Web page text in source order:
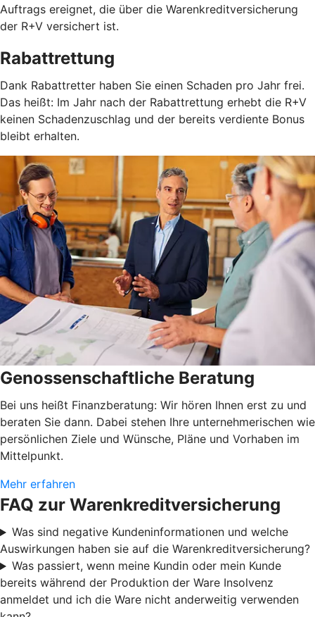
Auftrags ereignet, die über die Warenkreditversicherung
der R+V versichert ist.
Rabattrettung
Dank Rabattretter haben Sie einen Schaden pro Jahr frei.
Das heißt: Im Jahr nach der Rabattrettung erhebt die R+V
keinen Schadenzuschlag und der bereits verdiente Bonus
bleibt erhalten.
Genossenschaftliche Beratung
Bei uns heißt Finanzberatung: Wir hören Ihnen erst zu und
beraten Sie dann. Dabei stehen Ihre unternehmerischen wie
persönlichen Ziele und Wünsche, Pläne und Vorhaben im
Mittelpunkt.
Mehr erfahren
FAQ zur Warenkreditversicherung
Was sind negative Kundeninformationen und welche
Auswirkungen haben sie auf die Warenkreditversicherung?
Was passiert, wenn meine Kundin oder mein Kunde
bereits während der Produktion der Ware Insolvenz
anmeldet und ich die Ware nicht anderweitig verwenden